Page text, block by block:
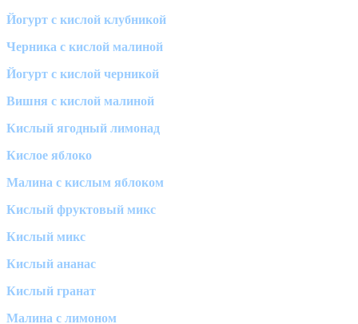
Йогурт с кислой клубникой
Черника с кислой малиной
Йогурт с кислой черникой
Вишня с кислой малиной
Кислый ягодный лимонад
Кислое яблоко
Малина с кислым яблоком
Кислый фруктовый микс
Кислый микс
Кислый ананас
Кислый гранат
Малина с лимоном